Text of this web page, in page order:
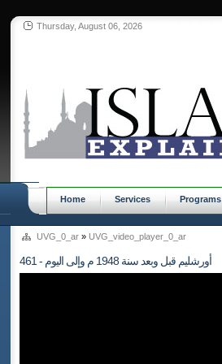
Thursday, August 06, 2026
Home Services Programs
UVG_0_ar » UVG_video_player_0_ar
461 - أورشليم قبل وبعد سنة 1948 م وإلى اليوم